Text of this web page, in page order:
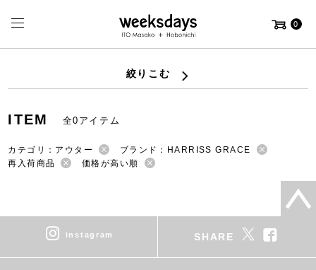
0
絞りこむ
ITEM 全0アイテム
カテゴリ：アウター
ブランド：HARRISS GRACE
再入荷商品
価格が高い順
instagram SHARE